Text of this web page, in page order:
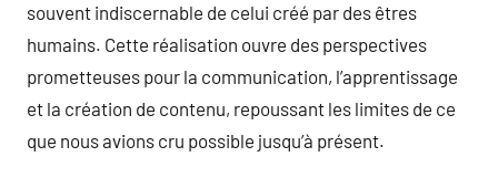
souvent indiscernable de celui créé par des êtres
humains. Cette réalisation ouvre des perspectives
prometteuses pour la communication, l’apprentissage
et la création de contenu, repoussant les limites de ce
que nous avions cru possible jusqu’à présent.